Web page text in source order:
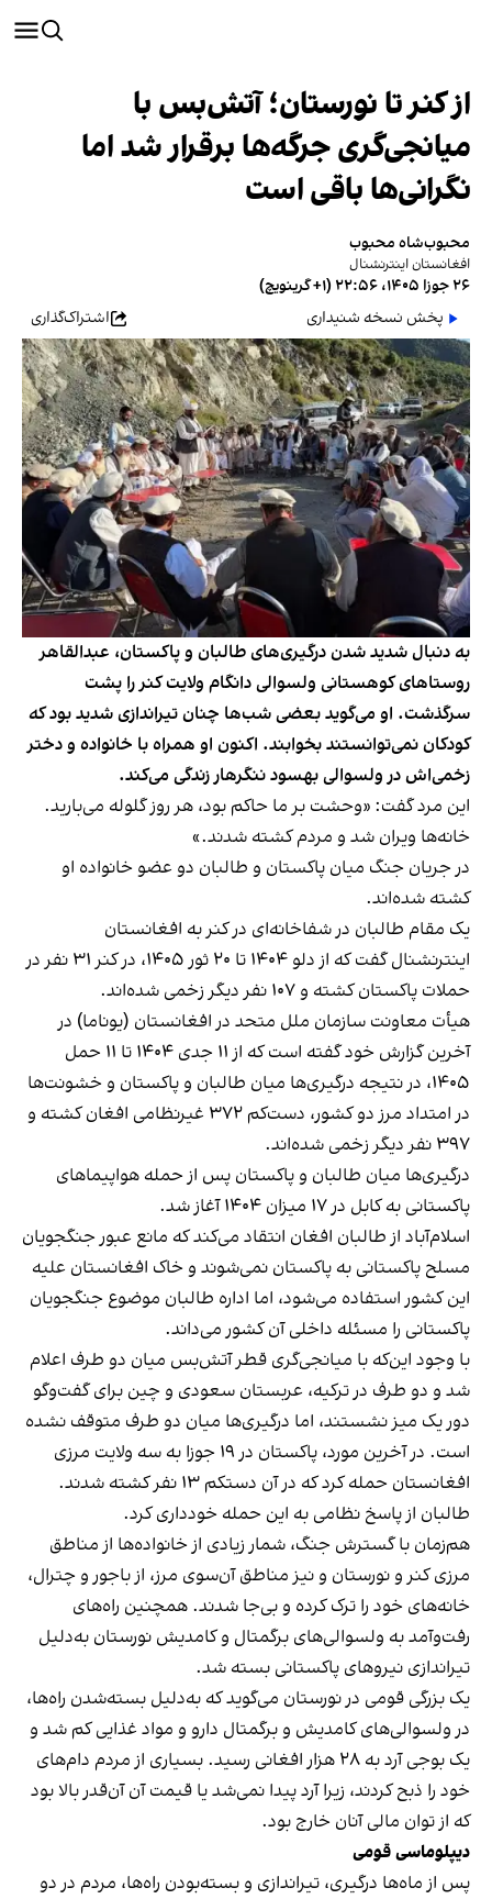
از کنر تا نورستان؛ آتش‌بس با
میانجی‌گری جرگه‌ها برقرار شد اما
نگرانی‌ها باقی است
محبوب‌شاه محبوب
افغانستان اینترنشنال
۲۶ جوزا ۱۴۰۵، ۲۲:۵۶ (‎+۱ گرینویچ)
پخش نسخه شنیداری
اشتراک‌گذاری
به دنبال شدید شدن درگیری‌های طالبان و پاکستان، عبدالقاهر
روستاهای کوهستانی ولسوالی دانگام ولایت کنر را پشت
سرگذشت. او می‌گوید بعضی شب‌ها چنان تیراندازی شدید بود که
کودکان نمی‌توانستند بخوابند. اکنون او همراه با خانواده و دختر
زخمی‌اش در ولسوالی بهسود ننگرهار زندگی می‌کند.
این مرد گفت: «وحشت بر ما حاکم بود، هر روز گلوله می‌بارید.
خانه‌ها ویران شد و مردم کشته شدند.»
در جریان جنگ میان پاکستان و طالبان دو عضو خانواده او
کشته شده‌اند.
یک مقام طالبان در شفاخانه‌ای در کنر به افغانستان
اینترنشنال گفت که از دلو ۱۴۰۴ تا ۲۰ ثور ۱۴۰۵، در کنر ۳۱ نفر در
حملات پاکستان کشته و ۱۰۷ نفر دیگر زخمی شده‌اند.
هیأت معاونت سازمان ملل متحد در افغانستان (یوناما) در
آخرین گزارش خود گفته است که از ۱۱ جدی ۱۴۰۴ تا ۱۱ حمل
۱۴۰۵، در نتیجه درگیری‌ها میان طالبان و پاکستان و خشونت‌ها
در امتداد مرز دو کشور، دست‌کم ۳۷۲ غیرنظامی افغان کشته و
۳۹۷ نفر دیگر زخمی شده‌اند.
درگیری‌ها میان طالبان و پاکستان پس از حمله هواپیماهای
پاکستانی به کابل در ۱۷ میزان ۱۴۰۴ آغاز شد.
اسلام‌آباد از طالبان افغان انتقاد می‌کند که مانع عبور جنگجویان
مسلح پاکستانی به پاکستان نمی‌شوند و خاک افغانستان علیه
این کشور استفاده می‌شود، اما اداره طالبان موضوع جنگجویان
پاکستانی را مسئله داخلی آن کشور می‌داند.
با وجود این‌که با میانجی‌گری قطر آتش‌بس میان دو طرف اعلام
شد و دو طرف در ترکیه، عربستان سعودی و چین برای گفت‌وگو
دور یک میز نشستند، اما درگیری‌ها میان دو طرف متوقف نشده
است. در آخرین مورد، پاکستان در ۱۹ جوزا به سه ولایت مرزی
افغانستان حمله کرد که در آن دستکم ۱۳ نفر کشته شدند.
طالبان از پاسخ نظامی به این حمله خودداری کرد.
هم‌زمان با گسترش جنگ، شمار زیادی از خانواده‌ها از مناطق
مرزی کنر و نورستان و نیز مناطق آن‌سوی مرز، از باجور و چترال،
خانه‌های خود را ترک کرده و بی‌جا شدند. همچنین راه‌های
رفت‌وآمد به ولسوالی‌های برگمتال و کامدیش نورستان به‌دلیل
تیراندازی نیروهای پاکستانی بسته شد.
یک بزرگی قومی در نورستان می‌گوید که به‌دلیل بسته‌شدن راه‌ها،
در ولسوالی‌های کامدیش و برگمتال دارو و مواد غذایی کم شد و
یک بوجی آرد به ۲۸ هزار افغانی رسید. بسیاری از مردم دام‌های
خود را ذبح کردند، زیرا آرد پیدا نمی‌شد یا قیمت آن آن‌قدر بالا بود
که از توان مالی آنان خارج بود.
دیپلوماسی قومی
پس از ماه‌ها درگیری، تیراندازی و بسته‌بودن راه‌ها، مردم در دو